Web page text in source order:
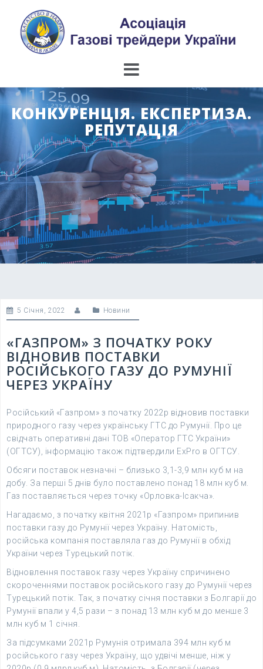
content
КОНКУРЕНЦІЯ. ЕКСПЕРТИЗА.
РЕПУТАЦІЯ
5 Січня, 2022 Новини
«ГАЗПРОМ» З ПОЧАТКУ РОКУ
ВІДНОВИВ ПОСТАВКИ
РОСІЙСЬКОГО ГАЗУ ДО РУМУНІЇ
ЧЕРЕЗ УКРАЇНУ
Російський «Газпром» з початку 2022р відновив поставки
природного газу через українську ГТС до Румунії. Про це
свідчать оперативні дані ТОВ «Оператор ГТС України»
(ОГТСУ), інформацію також підтвердили ExPro в ОГТСУ.
Обсяги поставок незначні – близько 3,1-3,9 млн куб м на
добу. За перші 5 днів було поставлено понад 18 млн куб м.
Газ поставляється через точку «Орловка-Ісакча».
Нагадаємо, з початку квітня 2021р «Газпром» припинив
поставки газу до Румунії через Україну. Натомість,
російська компанія поставляла газ до Румунії в обхід
України через Турецький потік.
Відновлення поставок газу через Україну спричинено
скороченнями поставок російського газу до Румунії через
Турецький потік. Так, з початку січня поставки з Болгарії до
Румунії впали у 4,5 рази – з понад 13 млн куб м до менше 3
млн куб м 1 січня.
За підсумками 2021р Румунія отримала 394 млн куб м
російського газу через Україну, що удвічі менше, ніж у